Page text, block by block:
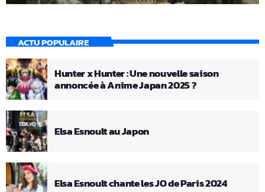
ACTU POPULAIRE
Hunter x Hunter : Une nouvelle saison
annoncée à Anime Japan 2025 ?
Elsa Esnoult au Japon
Elsa Esnoult chante les JO de Paris 2024